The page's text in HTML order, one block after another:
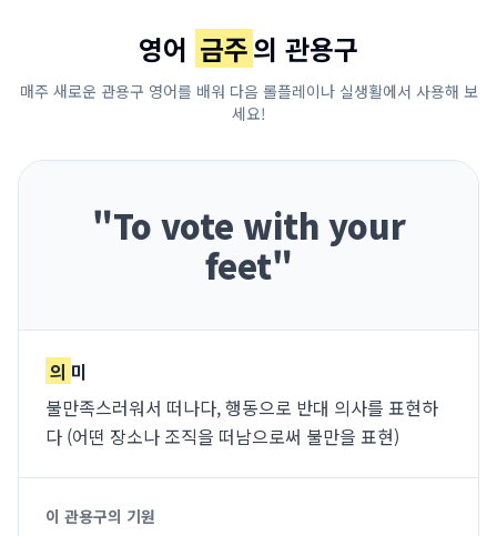
영어 금주의 관용구
매주 새로운 관용구 영어를 배워 다음 롤플레이나 실생활에서 사용해 보
세요!
"To vote with your
feet"
의 미
불만족스러워서 떠나다, 행동으로 반대 의사를 표현하
다 (어떤 장소나 조직을 떠남으로써 불만을 표현)
이 관용구의 기원